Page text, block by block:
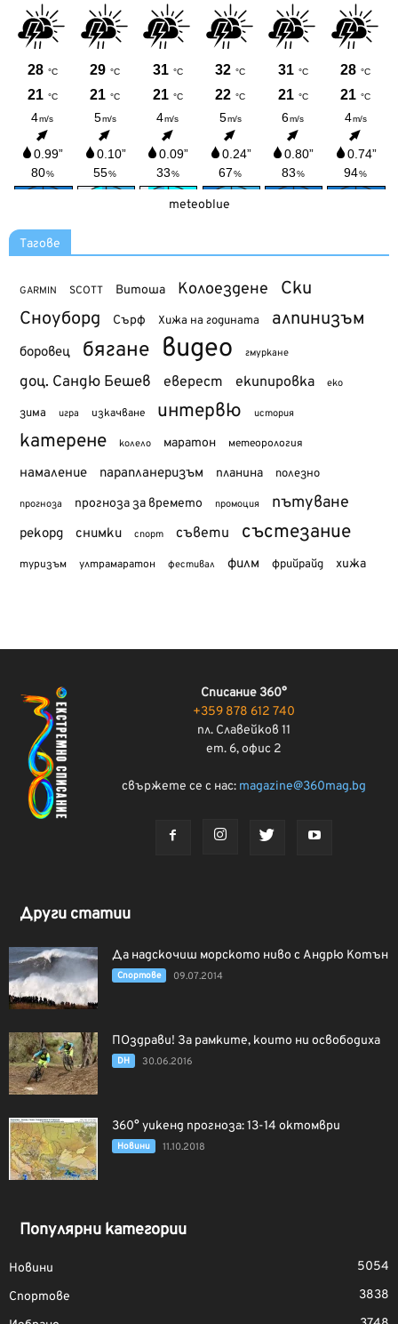
meteoblue
Тагове
GARMIN SCOTT Витоша Колоездене Ски
Сноуборд Сърф Хижа на годината алпинизъм
боровец бягане видео гмуркане
доц. Сандю Бешев еверест екипировка еко
зима игра изкачване интервю история
катерене колело маратон метеорология
намаление парапланеризъм планина полезно
прогноза прогноза за времето промоция пътуване
рекорд снимки спорт съвети състезание
туризъм ултрамаратон фестивал филм фрийрайд хижа
Списание 360°
+359 878 612 740
пл. Славейков 11
ет. 6, офис 2
свържете се с нас: magazine@360mag.bg
Други статии
Да надскочиш морското ниво с Андрю Котън
Спортове 09.07.2014
ПОздрави! За рамките, които ни освободиха
DH 30.06.2016
360° уикенд прогноза: 13-14 октомври
Новини 11.10.2018
Популярни категории
Новини
5054
Спортове
3838